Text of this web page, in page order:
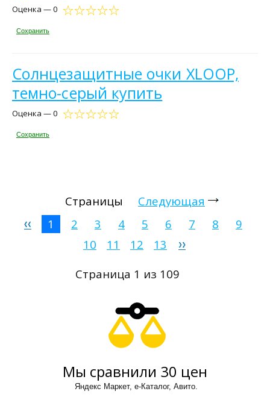
Оценка — 0
Сохранить
Солнцезащитные очки XLOOP,
темно-серый купить
Оценка — 0
Сохранить
Страницы
Следующая
1
2 3 4 5 6 7 8
9
10
11 12
13
Страница 1 из 109
Мы сравнили 30 цен
Яндекс Маркет, е-Каталог, Авито.